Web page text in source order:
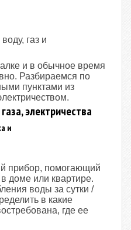
газ и
и в обычное время
Разбираемся по
пунктами из
электричества
и
прибор, помогающий
доме или квартире.
воды за сутки /
в какие
где ее